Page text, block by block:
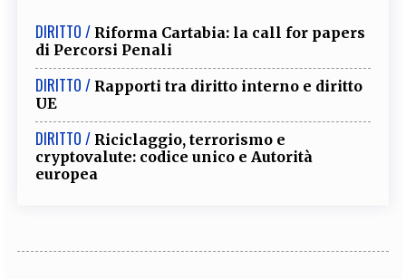
DIRITTO / Riforma Cartabia: la call for papers
di Percorsi Penali
DIRITTO / Rapporti tra diritto interno e diritto
UE
DIRITTO / Riciclaggio, terrorismo e
cryptovalute: codice unico e Autorità
europea